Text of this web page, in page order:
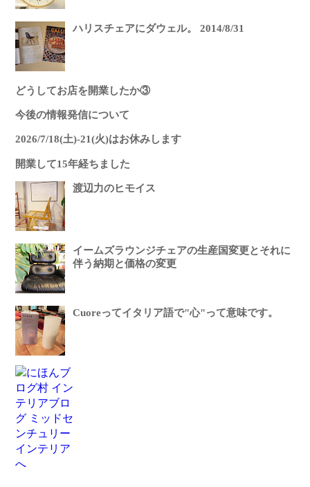
ハリスチェアにダウェル。 2014/8/31
どうしてお店を開業したか③
今後の情報発信について
2026/7/18(土)-21(火)はお休みします
開業して15年経ちました
渡辺力のヒモイス
イームズラウンジチェアの生産国変更とそれに
伴う納期と価格の変更
Cuoreってイタリア語で"心"って意味です。